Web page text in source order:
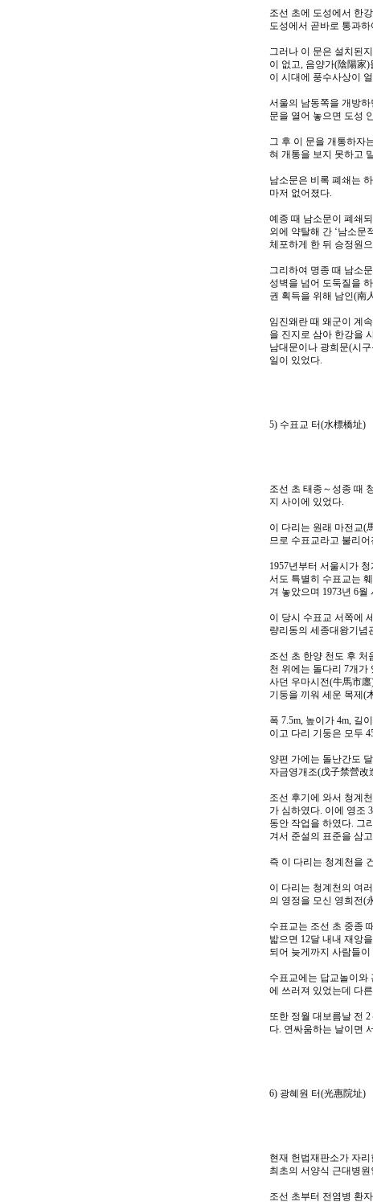
조선 초에 도성에서 한
도성에서 곧바로 통과
그러나 이 문은 설치된
이 없고, 음양가(陰陽家
이 시대에 풍수사상이
서울의 남동쪽을 개방
문을 열어 놓으면 도성
그 후 이 문을 개통하자
혀 개통을 보지 못하고
남소문은 비록 폐쇄는
마저 없어졌다.
예종 때 남소문이 폐쇄
외에 약탈해 간 ‘남소문
체포하게 한 뒤 승정원
그리하여 명종 때 남소
성벽을 넘어 도둑질을
권 획득을 위해 남인(南
임진왜란 때 왜군이 계
을 진지로 삼아 한강을
남대문이나 광희문(시
일이 있었다.
5) 수표교 터(水標橋址)
조선 초 태종～성종 때
지 사이에 있었다.
이 다리는 원래 마전교(
므로 수표교라고 불리어
1957년부터 서울시가
서도 특별히 수표교는
겨 놓았으며 1973년 6
이 당시 수표교 서쪽에
량리동의 세종대왕기념
조선 초 한양 천도 후 처
천 위에는 돌다리 7개가
사던 우마시전(牛馬市
기둥을 끼워 세운 목제(
폭 7.5m, 높이가 4m, 길
이고 다리 기둥은 모두
양편 가에는 돌난간도
자금영개조(戊子禁營改
조선 후기에 와서 청계
가 심하였다. 이에 영조
동안 작업을 하였다. 그
겨서 준설의 표준을 삼
즉 이 다리는 청계천을
이 다리는 청계천의 여
의 영정을 모신 영희전(
수표교는 조선 초 중종
밟으면 12달 내내 재앙
되어 늦게까지 사람들
수표교에는 답교놀이와
에 쓰러져 있었는데 다
또한 정월 대보름날 전
다. 연싸움하는 날이면
6) 광혜원 터(光惠院址)
현재 헌법재판소가 자
최초의 서양식 근대병
조선 초부터 전염병 환